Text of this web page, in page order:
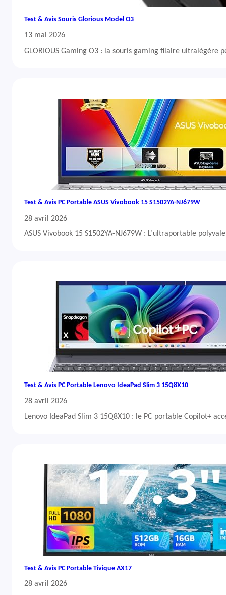
Test & Avis Souris Glorious Model O3
13 mai 2026
GLORIOUS Gaming O3 : la souris gaming filaire ultralégère
Test & Avis PC Portable ASUS Vivobook 15 S1502YA-NJ679W
28 avril 2026
ASUS Vivobook 15 S1502YA-NJ679W : L’ultraportable
Test & Avis PC Portable Lenovo IdeaPad Slim 3 15Q8X10
28 avril 2026
Lenovo IdeaPad Slim 3 15Q8X10 : le PC portable Copilot+
Test & Avis PC Portable Tivique AX17
28 avril 2026